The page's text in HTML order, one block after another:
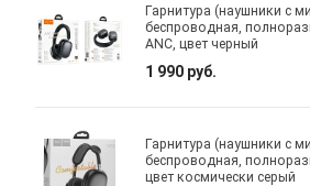
Гарнитура (наушники с
беспроводная,
ANC, цвет черный
1 990 руб.
Гарнитура (наушники с
беспроводная,
цвет космически серый